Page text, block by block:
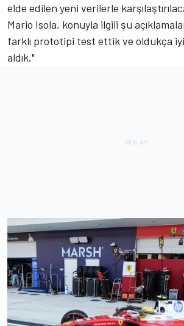
elde edilen yeni verilerle
Mario Isola, konuyla ilgili şu
farklı prototipi test ettik ve oldukça
aldık."